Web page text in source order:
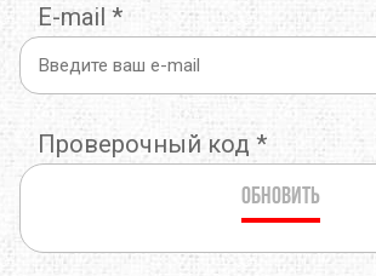
E-mail *
Проверочный код *
Обновить